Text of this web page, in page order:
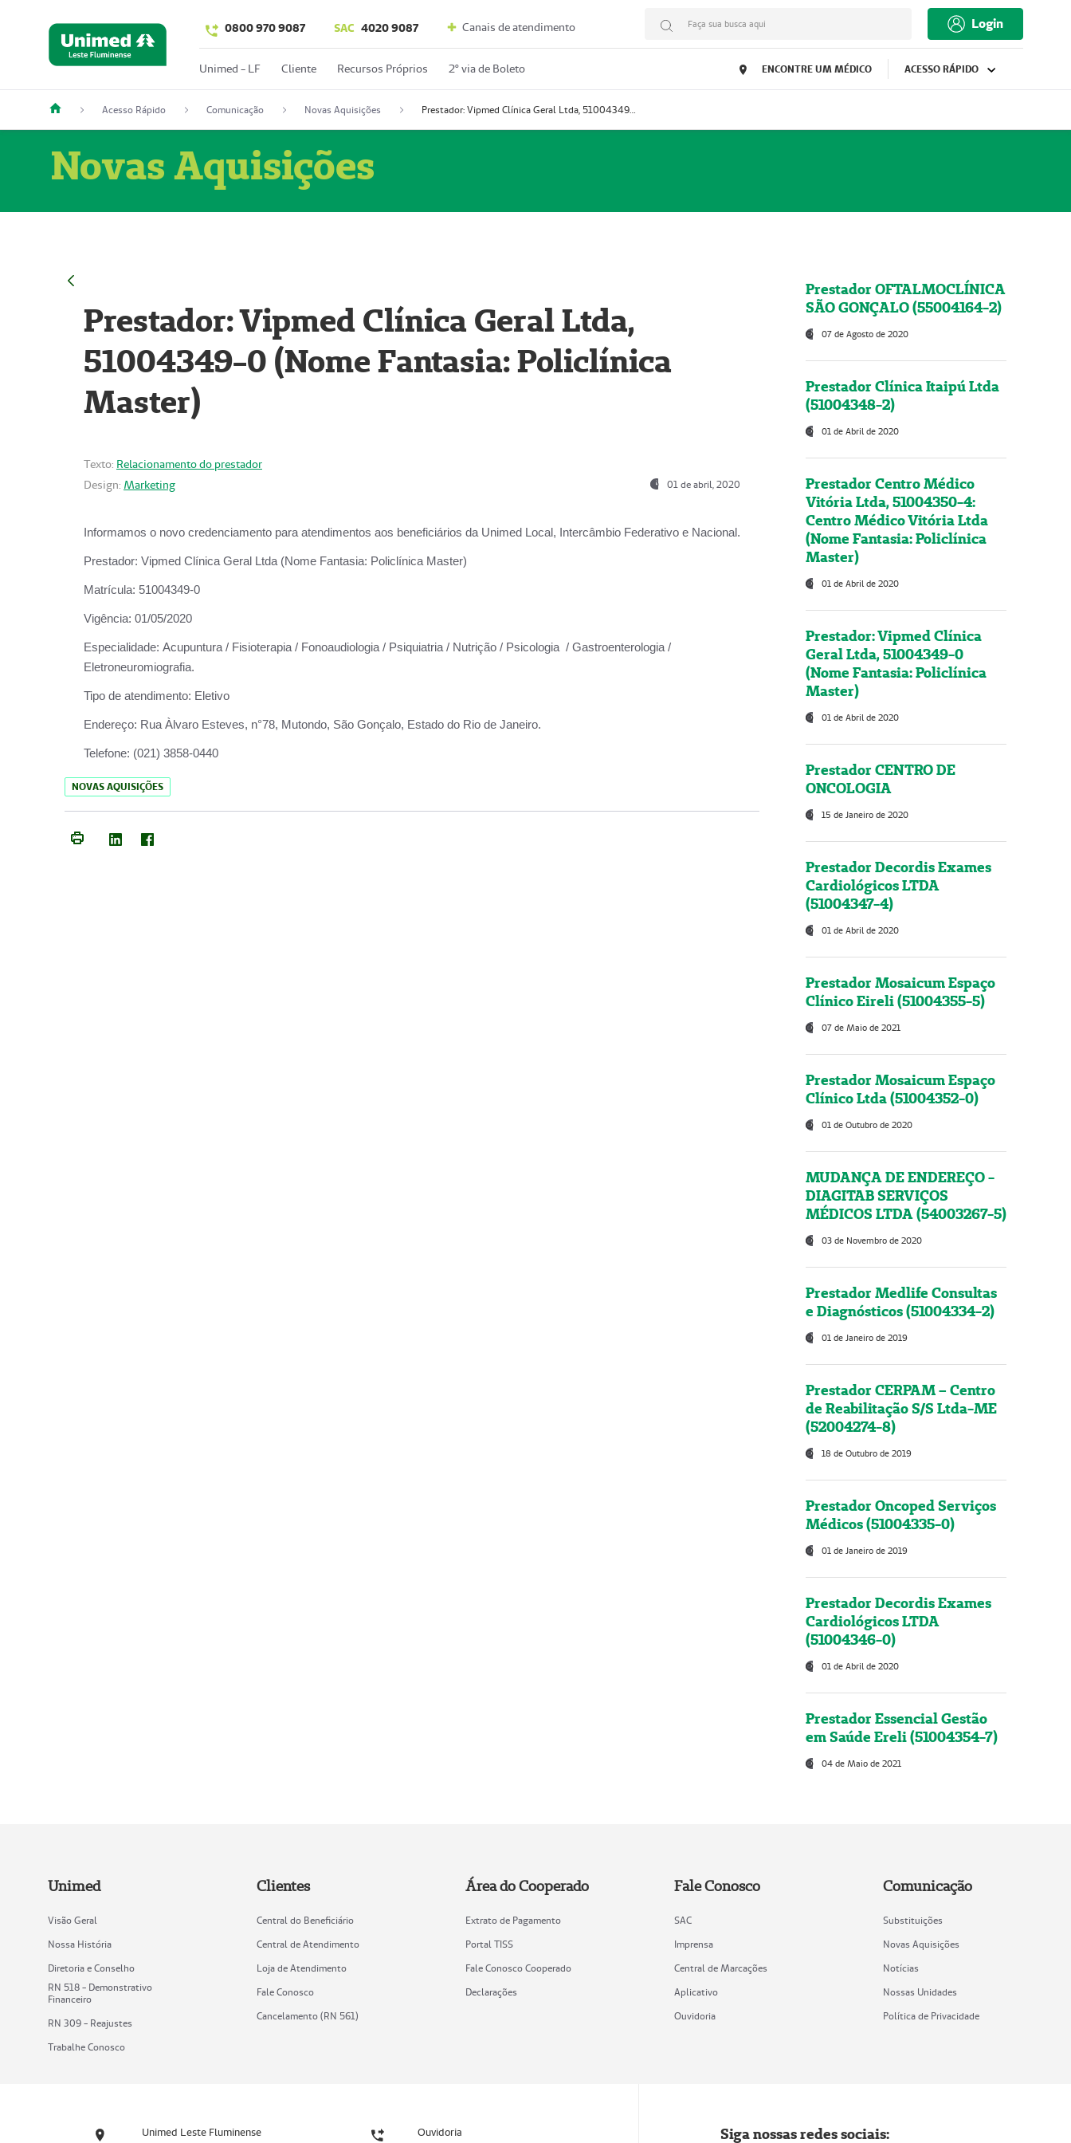
0800 970 9087 SAC 4020 9087 Canais de atendimento Faça sua busca aqui Login
Unimed - LF Cliente Recursos Próprios 2º via de Boleto ENCONTRE UM MÉDICO ACESSO RÁPIDO
Acesso Rápido Comunicação Novas Aquisições Prestador: Vipmed Clínica Geral Ltda, 51004349-0 (Nome Fantasia: Policlínica Master)
Novas Aquisições
Prestador: Vipmed Clínica Geral Ltda,
51004349-0 (Nome Fantasia: Policlínica
Master)
Texto: Relacionamento do prestador
Design: Marketing 01 de abril, 2020
Informamos o novo credenciamento para atendimentos aos beneficiários da Unimed Local, Intercâmbio Federativo e Nacional.
Prestador: Vipmed Clínica Geral Ltda (Nome Fantasia: Policlínica Master)
Matrícula: 51004349-0
Vigência: 01/05/2020
Especialidade: Acupuntura / Fisioterapia / Fonoaudiologia / Psiquiatria / Nutrição / Psicologia / Gastroenterologia /
Eletroneuromiografia.
Tipo de atendimento: Eletivo
Endereço: Rua Àlvaro Esteves, n°78, Mutondo, São Gonçalo, Estado do Rio de Janeiro.
Telefone: (021) 3858-0440
NOVAS AQUISIÇÕES
Prestador OFTALMOCLÍNICA
SÃO GONÇALO (55004164-2)
07 de Agosto de 2020
Prestador Clínica Itaipú Ltda
(51004348-2)
01 de Abril de 2020
Prestador Centro Médico
Vitória Ltda, 51004350-4:
Centro Médico Vitória Ltda
(Nome Fantasia: Policlínica
Master)
01 de Abril de 2020
Prestador: Vipmed Clínica
Geral Ltda, 51004349-0
(Nome Fantasia: Policlínica
Master)
01 de Abril de 2020
Prestador CENTRO DE
ONCOLOGIA
15 de Janeiro de 2020
Prestador Decordis Exames
Cardiológicos LTDA
(51004347-4)
01 de Abril de 2020
Prestador Mosaicum Espaço
Clínico Eireli (51004355-5)
07 de Maio de 2021
Prestador Mosaicum Espaço
Clínico Ltda (51004352-0)
01 de Outubro de 2020
MUDANÇA DE ENDEREÇO -
DIAGITAB SERVIÇOS
MÉDICOS LTDA (54003267-5)
03 de Novembro de 2020
Prestador Medlife Consultas
e Diagnósticos (51004334-2)
01 de Janeiro de 2019
Prestador CERPAM – Centro
de Reabilitação S/S Ltda-ME
(52004274-8)
18 de Outubro de 2019
Prestador Oncoped Serviços
Médicos (51004335-0)
01 de Janeiro de 2019
Prestador Decordis Exames
Cardiológicos LTDA
(51004346-0)
01 de Abril de 2020
Prestador Essencial Gestão
em Saúde Ereli (51004354-7)
04 de Maio de 2021
Unimed
Visão Geral
Nossa História
Diretoria e Conselho
RN 518 - Demonstrativo
Financeiro
RN 309 - Reajustes
Trabalhe Conosco
Clientes
Central do Beneficiário
Central de Atendimento
Loja de Atendimento
Fale Conosco
Cancelamento (RN 561)
Área do Cooperado
Extrato de Pagamento
Portal TISS
Fale Conosco Cooperado
Declarações
Fale Conosco
SAC
Imprensa
Central de Marcações
Aplicativo
Ouvidoria
Comunicação
Substituições
Novas Aquisições
Notícias
Nossas Unidades
Política de Privacidade
Unimed Leste Fluminense Ouvidoria Siga nossas redes sociais: